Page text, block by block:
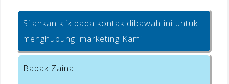
Silahkan klik pada kontak dibawah ini untuk
menghubungi marketing Kami.
Bapak Zainal